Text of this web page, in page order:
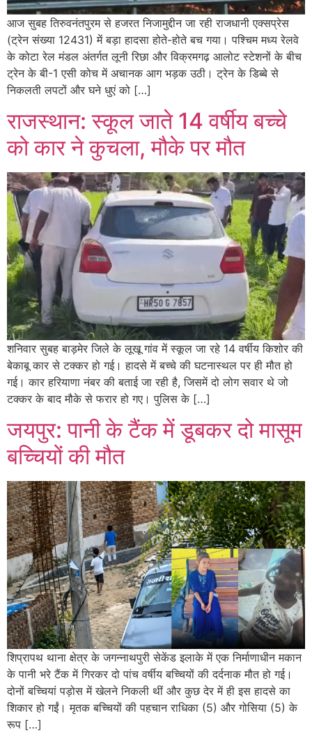
आज सुबह तिरुवनंतपुरम से हजरत निजामुद्दीन जा रही राजधानी एक्सप्रेस
(ट्रेन संख्या 12431) में बड़ा हादसा होते-होते बच गया। पश्चिम मध्य रेलवे
के कोटा रेल मंडल अंतर्गत लूनी रिछा और विक्रमगढ़ आलोट स्टेशनों के बीच
ट्रेन के बी-1 एसी कोच में अचानक आग भड़क उठी। ट्रेन के डिब्बे से
निकलती लपटों और घने धुएं को […]
राजस्थान: स्कूल जाते 14 वर्षीय बच्चे
को कार ने कुचला, मौके पर मौत
शनिवार सुबह बाड़मेर जिले के लूखू गांव में स्कूल जा रहे 14 वर्षीय किशोर की
बेकाबू कार से टक्कर हो गई। हादसे में बच्चे की घटनास्थल पर ही मौत हो
गई। कार हरियाणा नंबर की बताई जा रही है, जिसमें दो लोग सवार थे जो
टक्कर के बाद मौके से फरार हो गए। पुलिस के […]
जयपुर: पानी के टैंक में डूबकर दो मासूम
बच्चियों की मौत
शिप्रापथ थाना क्षेत्र के जगन्नाथपुरी सेकेंड इलाके में एक निर्माणाधीन मकान
के पानी भरे टैंक में गिरकर दो पांच वर्षीय बच्चियों की दर्दनाक मौत हो गई।
दोनों बच्चियां पड़ोस में खेलने निकली थीं और कुछ देर में ही इस हादसे का
शिकार हो गईं। मृतक बच्चियों की पहचान राधिका (5) और गोसिया (5) के
रूप […]